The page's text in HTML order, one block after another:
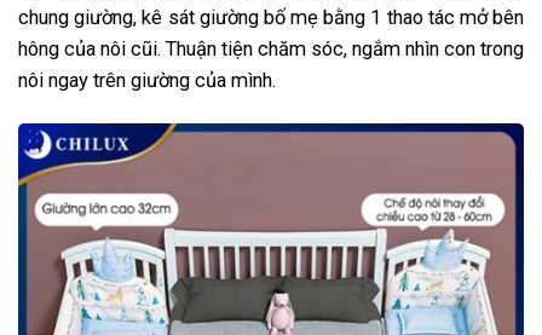
chung giường, kê sát giường bố mẹ bằng 1 thao tác mở bên
hông của nôi cũi. Thuận tiện chăm sóc, ngắm nhìn con trong
nôi ngay trên giường của mình.